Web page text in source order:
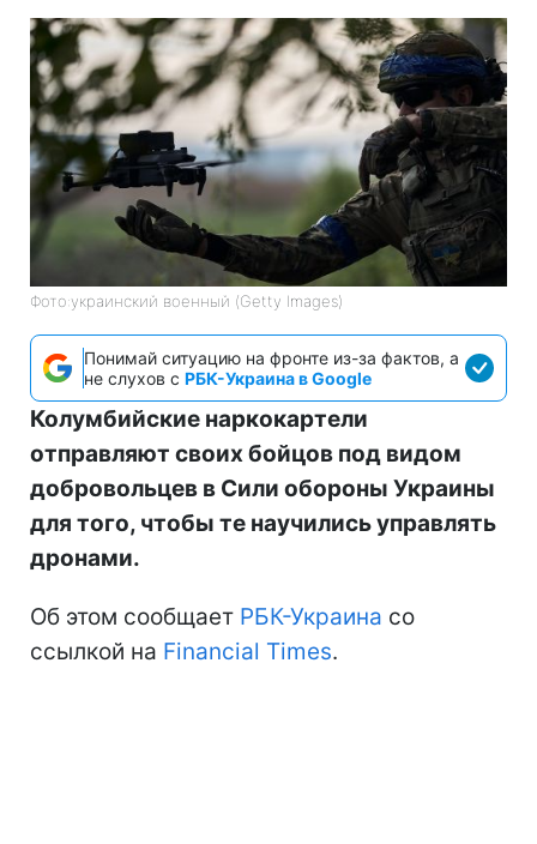
Фото:украинский военный (Getty Images)
Понимай ситуацию на фронте из-за фактов, а
не слухов с РБК-Украина в Google
Колумбийские наркокартели
отправляют своих бойцов под видом
добровольцев в Сили обороны Украины
для того, чтобы те научились управлять
дронами.
Об этом сообщает РБК-Украина со
ссылкой на Financial Times.